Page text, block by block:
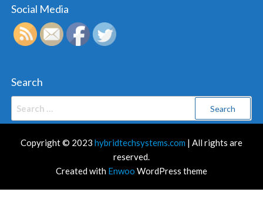
Social Media
Search
Copyright © 2023 hybridtechsystems.com | All rights are
reserved.
Created with Enwoo WordPress theme